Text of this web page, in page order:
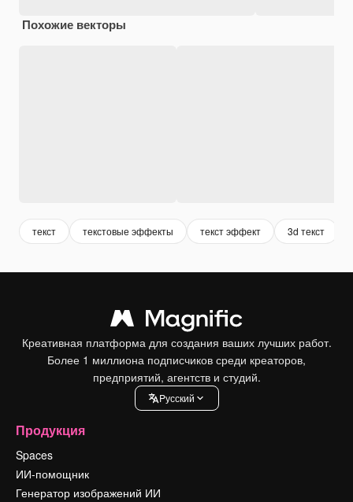
Похожие векторы
текст текстовые эффекты текст эффект 3d текст
Креативная платформа для создания ваших лучших работ.
Более 1 миллиона подписчиков среди креаторов,
предприятий, агентств и студий.
Pусский
Продукция
Spaces
ИИ-помощник
Генератор изображений ИИ